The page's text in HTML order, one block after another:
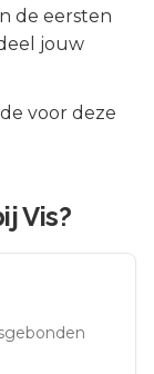
de eersten
jouw
voor deze
Vis?